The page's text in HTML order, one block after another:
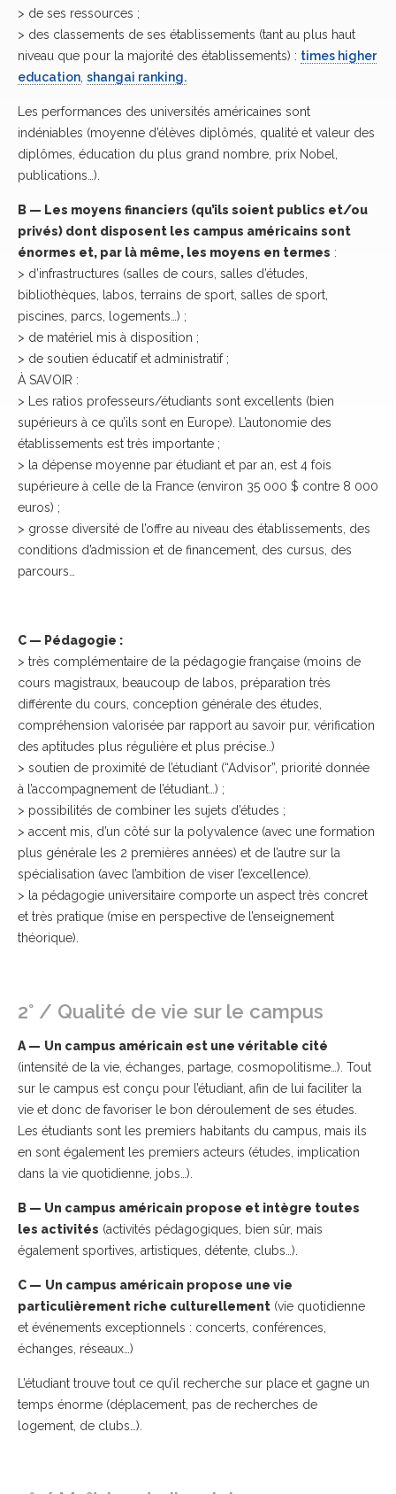
> de ses ressources ;
> des classements de ses établissements (tant au plus haut
niveau que pour la majorité des établissements) : times higher
education shangai ranking.
Les performances des universités américaines sont
indéniables (moyenne d’élèves diplômés, qualité et valeur des
diplômes, éducation du plus grand nombre, prix Nobel,
publications…).
B — Les moyens financiers (qu’ils soient publics et/ou
privés) dont disposent les campus américains sont
énormes et, par là même, les moyens en termes :
> d’infrastructures (salles de cours, salles d’études,
bibliothèques, labos, terrains de sport, salles de sport,
piscines, parcs, logements…) ;
> de matériel mis à disposition ;
> de soutien éducatif et administratif ;
À SAVOIR :
> Les ratios professeurs/étudiants sont excellents (bien
supérieurs à ce qu’ils sont en Europe). L’autonomie des
établissements est très importante ;
> la dépense moyenne par étudiant et par an, est 4 fois
supérieure à celle de la France (environ 35 000 $ contre 8 000
euros) ;
> grosse diversité de l’offre au niveau des établissements, des
conditions d’admission et de financement, des cursus, des
parcours…
C — Pédagogie :
> très complémentaire de la pédagogie française (moins de
cours magistraux, beaucoup de labos, préparation très
différente du cours, conception générale des études,
compréhension valorisée par rapport au savoir pur, vérification
des aptitudes plus régulière et plus précise..)
> soutien de proximité de l’étudiant (“Advisor”, priorité donnée
à l’accompagnement de l’étudiant…) ;
> possibilités de combiner les sujets d’études ;
> accent mis, d’un côté sur la polyvalence (avec une formation
plus générale les 2 premières années) et de l’autre sur la
spécialisation (avec l’ambition de viser l’excellence).
> la pédagogie universitaire comporte un aspect très concret
et très pratique (mise en perspective de l’enseignement
théorique).
2° / Qualité de vie sur le campus
A — Un campus américain est une véritable cité
(intensité de la vie, échanges, partage, cosmopolitisme…). Tout
sur le campus est conçu pour l’étudiant, afin de lui faciliter la
vie et donc de favoriser le bon déroulement de ses études.
Les étudiants sont les premiers habitants du campus, mais ils
en sont également les premiers acteurs (études, implication
dans la vie quotidienne, jobs…).
B — Un campus américain propose et intègre toutes
les activités (activités pédagogiques, bien sûr, mais
également sportives, artistiques, détente, clubs…).
C — Un campus américain propose une vie
particulièrement riche culturellement (vie quotidienne
et événements exceptionnels : concerts, conférences,
échanges, réseaux…)
L’étudiant trouve tout ce qu’il recherche sur place et gagne un
temps énorme (déplacement, pas de recherches de
logement, de clubs…).